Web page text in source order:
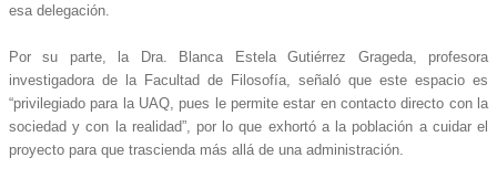
esa delegación.
Por su parte, la Dra. Blanca Estela Gutiérrez Grageda, profesora
investigadora de la Facultad de Filosofía, señaló que este espacio es
“privilegiado para la UAQ, pues le permite estar en contacto directo con la
sociedad y con la realidad”, por lo que exhortó a la población a cuidar el
proyecto para que trascienda más allá de una administración.